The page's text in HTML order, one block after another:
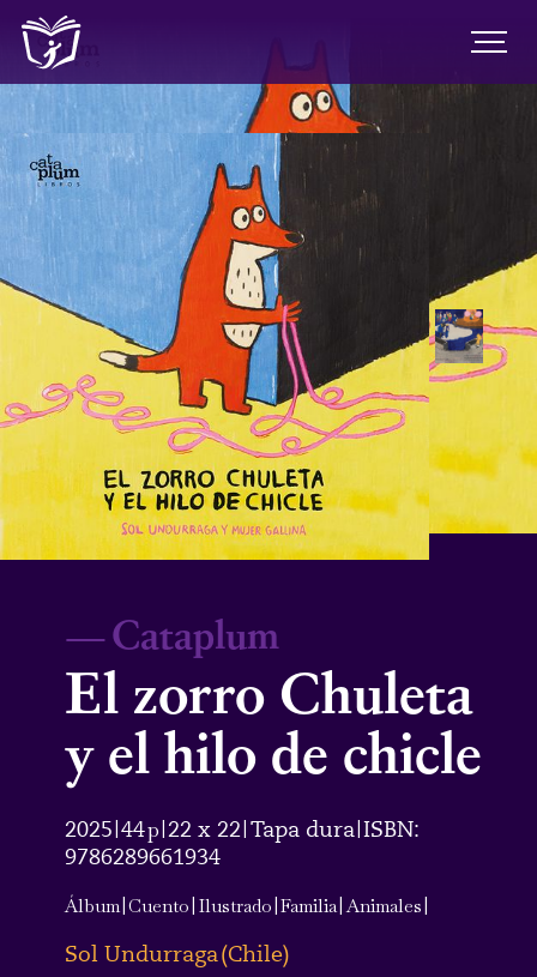
—Cataplum
El zorro Chuleta
y el hilo de chicle
2025 44p 22 x 22 Tapa dura ISBN:
9786289661934
Álbum Cuento Ilustrado Familia Animales
Sol Undurraga(Chile)